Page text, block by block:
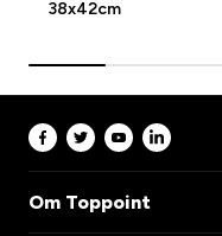
38x42cm
Om Toppoint